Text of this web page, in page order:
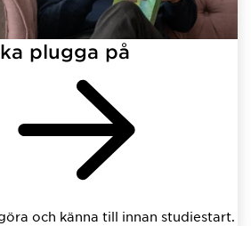
plugga på
och känna till innan studiestart.